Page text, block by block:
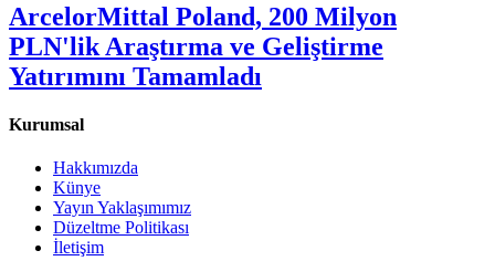
ArcelorMittal Poland, 200 Milyon
PLN'lik Araştırma ve Geliştirme
Yatırımını Tamamladı
Kurumsal
Hakkımızda
Künye
Yayın Yaklaşımımız
Düzeltme Politikası
İletişim